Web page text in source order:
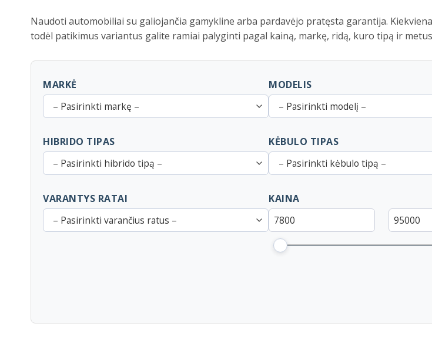
Naudoti automobiliai su galiojančia gamykline arba pardavėjo pratęsta garantija.
todėl patikimus variantus galite ramiai palyginti pagal kainą, markę, ridą, kuro tipą ir
MARKĖ
– Pasirinkti markę –
MODELIS
– Pasirinkti modelį –
HIBRIDO TIPAS
– Pasirinkti hibrido tipą –
KĖBULO TIPAS
– Pasirinkti kėbulo tipą –
VARANTYS RATAI
– Pasirinkti varančius ratus –
KAINA